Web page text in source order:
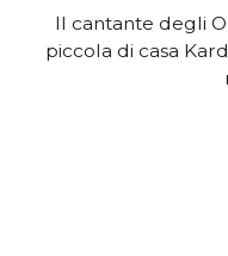
Il cantante degli
piccola di casa